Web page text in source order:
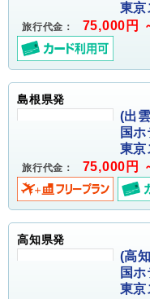
東京
旅行代金： 75,000円
島根県発
(出
国
東京
旅行代金： 75,000円
高知県発
(高
国
東京